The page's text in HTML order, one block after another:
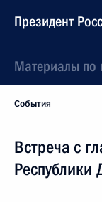
Президент
Материалы по
События
Встреча с